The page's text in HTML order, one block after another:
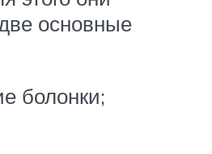
основные
болонки;